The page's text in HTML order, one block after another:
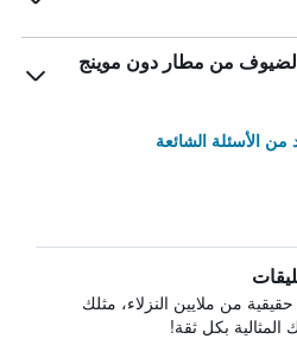
من مطار دون موينج
الأسئلة الشائعة
من ملايين النزلاء، مثلك
المثالية بكل ثقة!